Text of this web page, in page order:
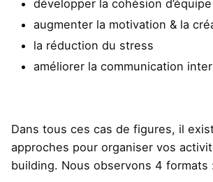
développer la cohésion d’équipe
augmenter la motivation & la
la réduction du stress
améliorer la communication
Dans tous ces cas de figures, il
approches pour organiser vos
building. Nous observons 4 formats